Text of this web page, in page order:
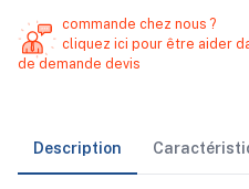
commande chez nous ?
cliquez ici pour être aider
de demande devis
Description